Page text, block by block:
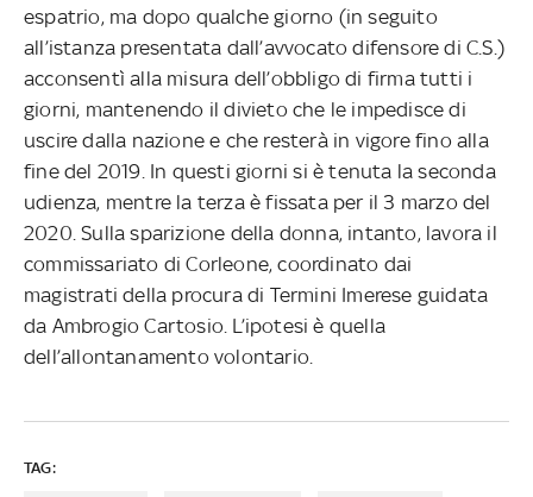
espatrio, ma dopo qualche giorno (in seguito
all’istanza presentata dall’avvocato difensore di C.S.)
acconsentì alla misura dell’obbligo di firma tutti i
giorni, mantenendo il divieto che le impedisce di
uscire dalla nazione e che resterà in vigore fino alla
fine del 2019. In questi giorni si è tenuta la seconda
udienza, mentre la terza è fissata per il 3 marzo del
2020. Sulla sparizione della donna, intanto, lavora il
commissariato di Corleone, coordinato dai
magistrati della procura di Termini Imerese guidata
da Ambrogio Cartosio. L’ipotesi è quella
dell’allontanamento volontario.
TAG: